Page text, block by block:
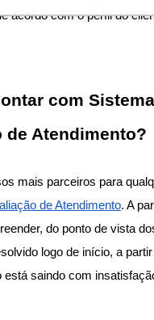
acordo com o perfil do
com
de Atendimento?
mais parceiros para
de Atendimento. A
do ponto de vista
logo de início, a
está saindo com